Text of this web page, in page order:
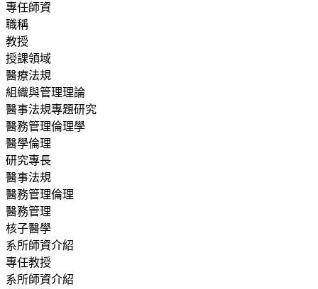
專任師資
職稱
教授
授課領域
醫療法規
組織與管理理論
醫事法規專題研究
醫務管理倫理學
醫學倫理
研究專長
醫事法規
醫務管理倫理
醫務管理
核子醫學
系所師資介紹
專任教授
系所師資介紹